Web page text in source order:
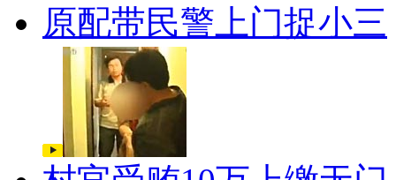
原配带民警上门捉小三